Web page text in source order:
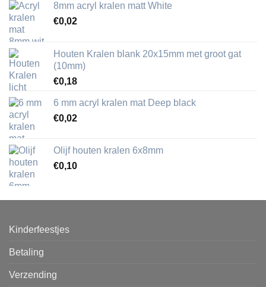
8mm acryl kralen matt White
€0,02
Houten Kralen blank 20x15mm met groot gat
(10mm)
€0,18
6 mm acryl kralen mat Deep black
€0,02
Olijf houten kralen 6x8mm
€0,10
Kinderfeestjes
Betaling
Verzending